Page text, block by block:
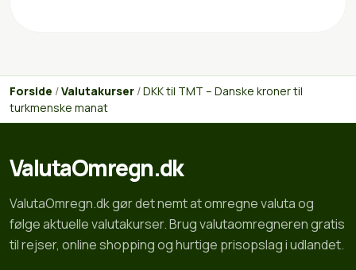
Forside /Valutakurser /DKK til TMT – Danske kroner til
turkmenske manat
ValutaOmregn.dk
ValutaOmregn.dk gør det nemt at omregne valuta og
følge aktuelle valutakurser. Brug valutaomregneren gratis
til rejser, online shopping og hurtige prisopslag i udlandet.